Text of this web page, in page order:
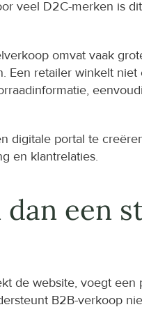
veel D2C-merken is
omvat vaak
Een retailer winkelt
digitale portal te
en klantrelaties.
een
de website, voegt een
B2B-verkoop